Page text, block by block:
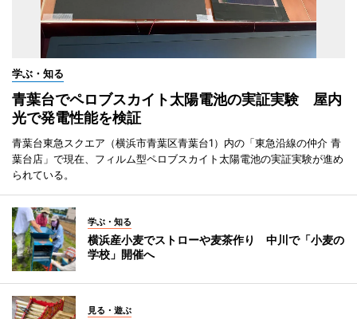
学ぶ・知る
青葉台でペロブスカイト太陽電池の実証実験 屋内
光で発電性能を検証
青葉台東急スクエア（横浜市青葉区青葉台1）内の「東急沿線の仲介 青
葉台店」で現在、フィルム型ペロブスカイト太陽電池の実証実験が進め
られている。
学ぶ・知る
横浜産小麦でストローや麦茶作り 中川で「小麦の
学校」開催へ
見る・遊ぶ